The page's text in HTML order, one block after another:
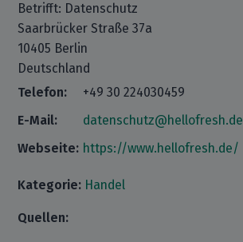
Betrifft: Datenschutz
Saarbrücker Straße 37a
10405 Berlin
Deutschland
Telefon:
+49 30 224030459
E-Mail:
datenschutz@hellofresh.de
Webseite: https://www.hellofresh.de/
Kategorie: Handel
Quellen: